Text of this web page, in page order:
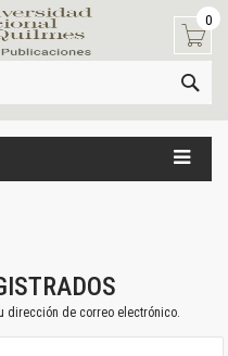
0
dirección de correo electrónico.